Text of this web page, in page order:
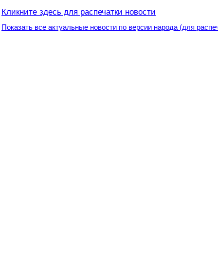
Кликните здесь для распечатки новости
Показать все актуальные новости по версии народа (для